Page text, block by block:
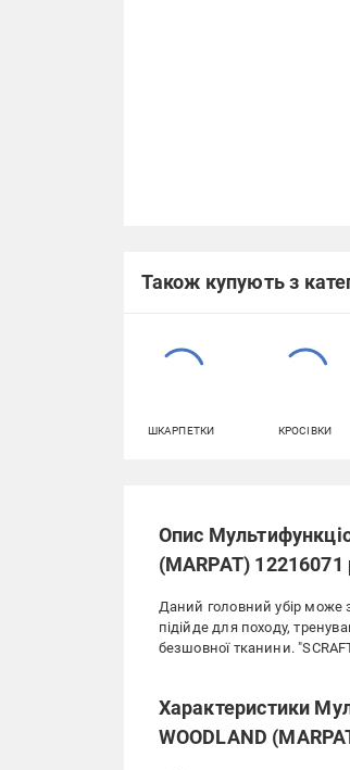
Також купують з
ШКАРПЕТКИ КРОСІВКИ
Опис
(MARPAT)
Даний головний убір може
підійде для походу,
безшовної тканини.
Характеристики
WOODLAND